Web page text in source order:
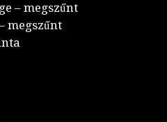
– megszűnt
megszűnt